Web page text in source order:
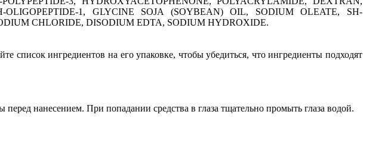
OLIGOPEPTIDE-1, GLYCINE SOJA (SOYBEAN) OIL, SODIUM OLEATE, SH-
CHLORIDE, DISODIUM EDTA, SODIUM HYDROXIDE.
список ингредиентов на его упаковке, чтобы убедиться, что ингредиенты подходят
нанесением. При попадании средства в глаза тщательно промыть глаза водой.